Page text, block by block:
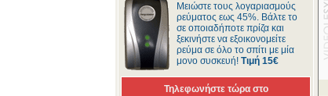
Μειώστε τους λογαριασμούς
ρεύματος εως 45%. Βάλτε το
σε οποιαδήποτε πρίζα και
ξεκινήστε να εξοικονομείτε
ρεύμα σε όλο το σπίτι με μία
μονο συσκευή! Τιμή 15€
Τηλεφωνήστε τώρα στο